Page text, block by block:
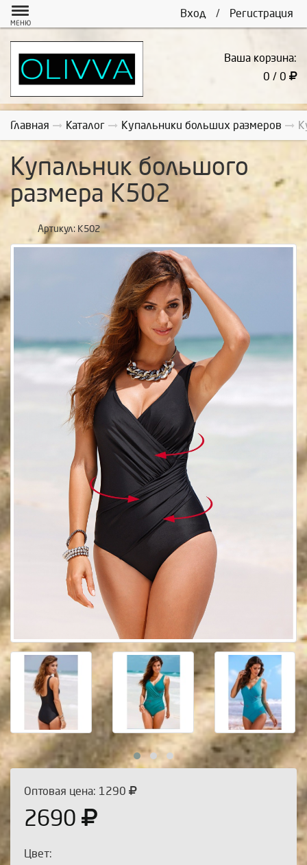
Вход / Регистрация
МЕНЮ
Ваша корзина:
0 / 0
Главная Каталог Купальники больших размеров
Купальник большого
размера К502
Артикул: К502
Оптовая цена: 1290
2690
Цвет: